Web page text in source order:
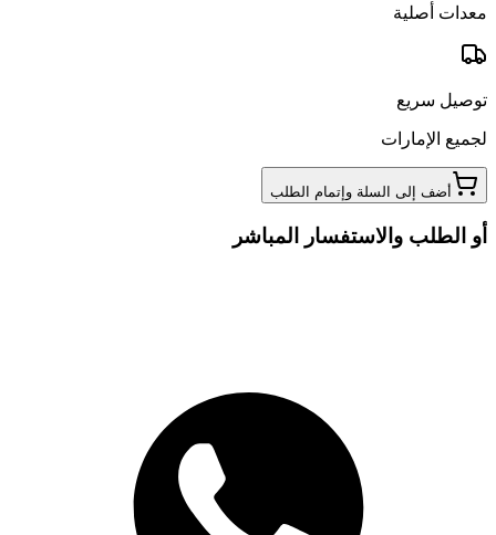
معدات أصلية
توصيل سريع
لجميع الإمارات
أضف إلى السلة وإتمام الطلب
أو الطلب والاستفسار المباشر